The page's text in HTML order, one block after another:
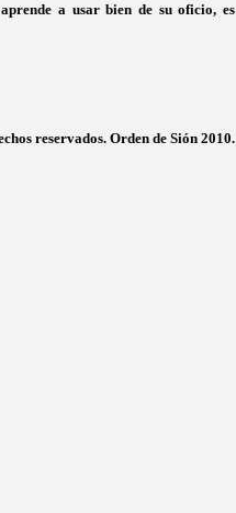
a usar bien de su oficio, es
reservados. Orden de Sión 2010.